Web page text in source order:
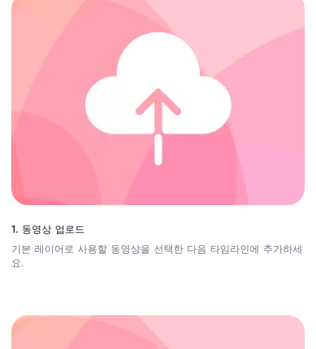
1. 동영상 업로드
기본 레이어로 사용할 동영상을 선택한 다음 타임라인에 추가하세
요.